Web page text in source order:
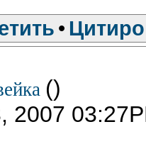
•
()
2007